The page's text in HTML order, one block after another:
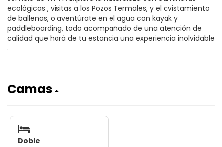
ecológicas , visitas a los Pozos Termales, y el avistamiento
de ballenas, o aventúrate en el agua con kayak y
paddleboarding, todo acompañado de una atención de
calidad que hará de tu estancia una experiencia inolvidable
.
Camas
Doble